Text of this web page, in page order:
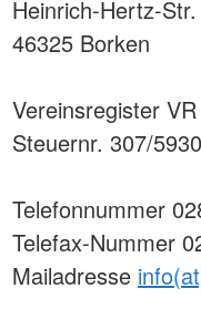
Heinrich-Hertz-
46325 Borken
Vereinsregister
Steuernr. 307/
Telefonnummer
Telefax-Nummer
Mailadresse